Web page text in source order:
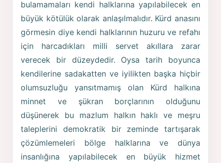
bulamamaları kendi halklarına yapılabilecek en
büyük kötülük olarak anlaşılmalıdır. Kürd anasını
görmesin diye kendi halklarının huzuru ve refahı
için harcadıkları milli servet akıllara zarar
verecek bir düzeydedir. Oysa tarih boyunca
kendilerine sadakatten ve iyilikten başka hiçbir
olumsuzluğu yansıtmamış olan Kürd halkına
minnet ve şükran borçlarının olduğunu
düşünerek bu mazlum halkın haklı ve meşru
taleplerini demokratik bir zeminde tartışarak
çözümlemeleri bölge halklarına ve dünya
insanlığına yapılabilecek en büyük hizmet